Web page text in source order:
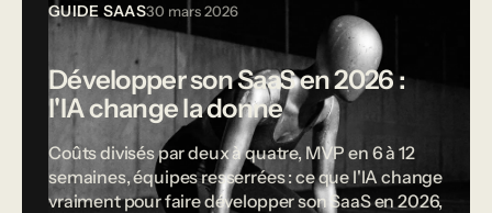
GUIDE SAAS30 mars 2026
Développer son SaaS en 2026 :
l'IA change la donne
Coûts divisés par deux à quatre, MVP en 6 à 12
semaines, équipes resserrées : ce que l'IA change
vraiment pour faire développer son SaaS en 2026,